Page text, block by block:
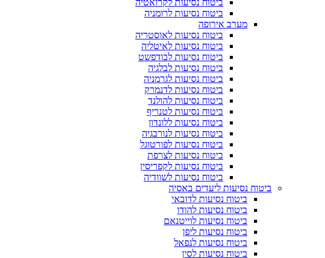
ביטוח נסיעות לקרואטיה
ביטוח נסיעות לרומניה
מערב אירופה
ביטוח נסיעות לאוסטריה
ביטוח נסיעות לאיטליה
ביטוח נסיעות לבודפשט
ביטוח נסיעות לבלגיה
ביטוח נסיעות לגרמניה
ביטוח נסיעות לדנמרק
ביטוח נסיעות להולנד
ביטוח נסיעות לטנריף
ביטוח נסיעות ללונדון
ביטוח נסיעות לנורבגיה
ביטוח נסיעות לפורטוגל
ביטוח נסיעות לצרפת
ביטוח נסיעות לקפריסין
ביטוח נסיעות לשוודיה
ביטוח נסיעות ליעדים באסיה
ביטוח נסיעות לדובאי
ביטוח נסיעות להודו
ביטוח נסיעות לוייטנאם
ביטוח נסיעות ליפן
ביטוח נסיעות לנפאל
ביטוח נסיעות לסין